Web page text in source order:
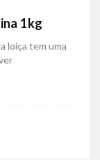
1kg
loiça tem uma